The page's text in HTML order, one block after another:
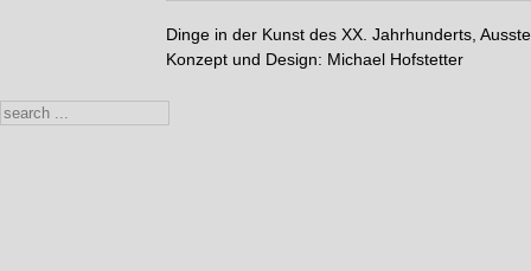
Dinge in der Kunst des XX. Jahrhunderts,
Konzept und Design: Michael Hofstetter